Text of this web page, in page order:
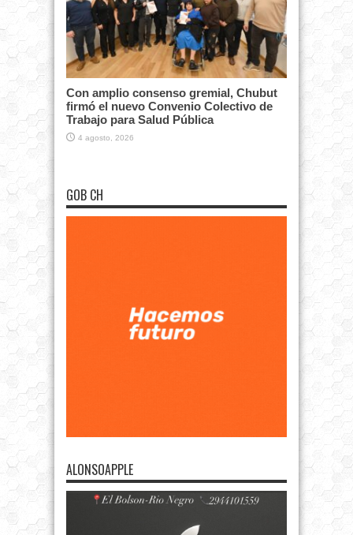
Con amplio consenso gremial, Chubut
firmó el nuevo Convenio Colectivo de
Trabajo para Salud Pública
4 agosto, 2026
GOB CH
ALONSOAPPLE